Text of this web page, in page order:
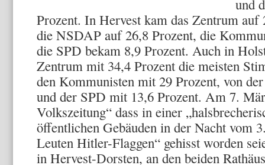
und
Prozent. In Hervest kam das Zentrum
die NSDAP auf 26,8 Prozent, die
die SPD bekam 8,9 Prozent. Auch in
Zentrum mit 34,4 Prozent die meisten
den Kommunisten mit 29 Prozent, von
und der SPD mit 13,6 Prozent. Am 7.
Volkszeitung“ dass in einer
öffentlichen Gebäuden in der Nacht vom
Leuten Hitler-Flaggen“ gehisst worden
in Hervest-Dorsten, an den beiden